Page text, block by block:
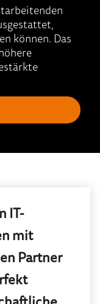
können. Das
IT-
mit
Partner